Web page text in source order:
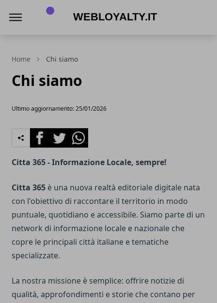
Home Chi siamo
Chi siamo
Ultimo aggiornamento: 25/01/2026
FacebookTwitterWhatsapp
Citta 365 - Informazione Locale, sempre!
Citta 365 è una nuova realtà editoriale digitale nata
con l'obiettivo di raccontare il territorio in modo
puntuale, quotidiano e accessibile. Siamo parte di un
network di informazione locale e nazionale che
copre le principali città italiane e tematiche
specializzate.
La nostra missione è semplice: offrire notizie di
qualità, approfondimenti e storie che contano per